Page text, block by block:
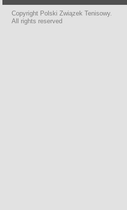
Copyright Polski Związek Tenisowy.
All rights reserved